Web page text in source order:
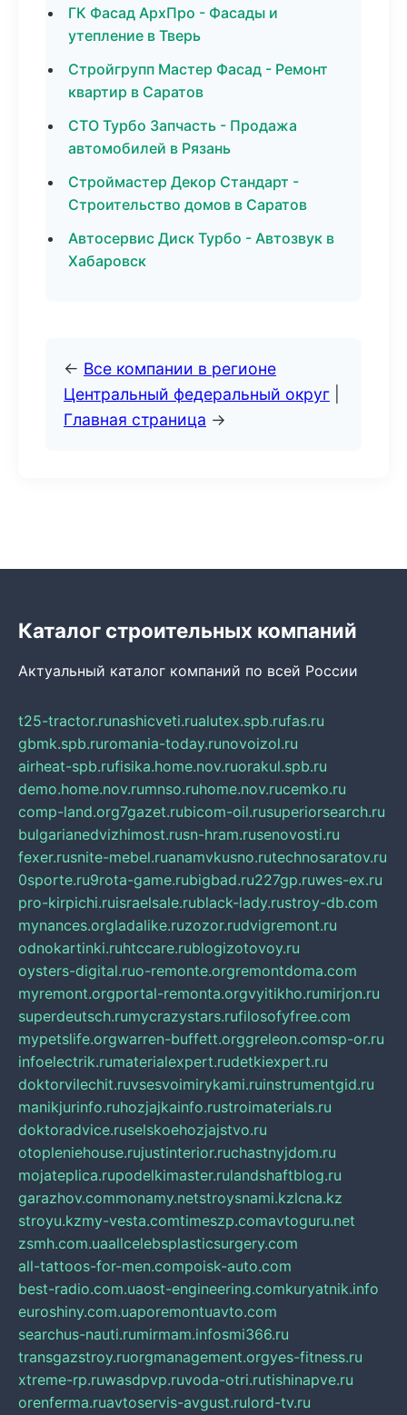
ГК Фасад АрхПро - Фасады и
утепление в Тверь
Стройгрупп Мастер Фасад - Ремонт
квартир в Саратов
СТО Турбо Запчасть - Продажа
автомобилей в Рязань
Строймастер Декор Стандарт -
Строительство домов в Саратов
Автосервис Диск Турбо - Автозвук в
Хабаровск
← Все компании в регионе
Центральный федеральный округ
Главная страница →
Каталог строительных компаний
Актуальный каталог компаний по всей России
t25-tractor.runashicveti.rualutex.spb.rufas.ru
gbmk.spb.ruromania-today.runovoizol.ru
airheat-spb.rufisika.home.nov.ruorakul.spb.ru
demo.home.nov.rumnso.ruhome.nov.rucemko.ru
comp-land.org7gazet.rubicom-oil.rusuperiorsearch.ru
bulgarianedvizhimost.rusn-hram.rusenovosti.ru
fexer.rusnite-mebel.ruanamvkusno.rutechnosaratov.ru
0sporte.ru9rota-game.rubigbad.ru227gp.ruwes-ex.ru
pro-kirpichi.ruisraelsale.rublack-lady.rustroy-db.com
mynances.orgladalike.ruzozor.rudvigremont.ru
odnokartinki.ruhtccare.rublogizotovoy.ru
oysters-digital.ruo-remonte.orgremontdoma.com
myremont.orgportal-remonta.orgvyitikho.rumirjon.ru
superdeutsch.rumycrazystars.rufilosofyfree.com
mypetslife.orgwarren-buffett.orggreleon.comsp-or.ru
infoelectrik.rumaterialexpert.rudetkiexpert.ru
doktorvilechit.ruvsesvoimirykami.ruinstrumentgid.ru
manikjurinfo.ruhozjajkainfo.rustroimaterials.ru
doktoradvice.ruselskoehozjajstvo.ru
otopleniehouse.rujustinterior.ruchastnyjdom.ru
mojateplica.rupodelkimaster.rulandshaftblog.ru
garazhov.commonamy.netstroysnami.kzlcna.kz
stroyu.kzmy-vesta.comtimeszp.comavtoguru.net
zsmh.com.uaallcelebsplasticsurgery.com
all-tattoos-for-men.compoisk-auto.com
best-radio.com.uaost-engineering.comkuryatnik.info
euroshiny.com.uaporemontuavto.com
searchus-nauti.rumirmam.infosmi366.ru
transgazstroy.ruorgmanagement.orgyes-fitness.ru
xtreme-rp.ruwasdpvp.ruvoda-otri.rutishinapve.ru
orenferma.ruavtoservis-avgust.rulord-tv.ru